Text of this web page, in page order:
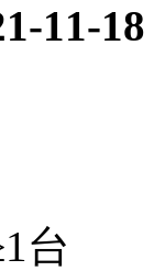
11-18
台